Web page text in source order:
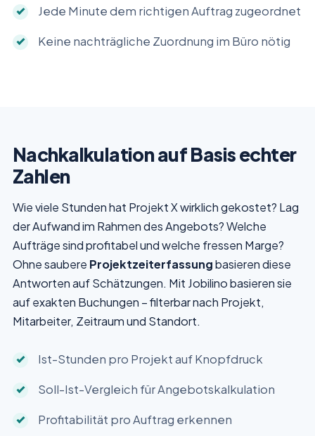
Jede Minute dem richtigen Auftrag zugeordnet
Keine nachträgliche Zuordnung im Büro nötig
Nachkalkulation auf Basis echter
Zahlen
Wie viele Stunden hat Projekt X wirklich gekostet? Lag
der Aufwand im Rahmen des Angebots? Welche
Aufträge sind profitabel und welche fressen Marge?
Ohne saubere Projektzeiterfassungbasieren diese
Antworten auf Schätzungen. Mit Jobilino basieren sie
auf exakten Buchungen – filterbar nach Projekt,
Mitarbeiter, Zeitraum und Standort.
Ist-Stunden pro Projekt auf Knopfdruck
Soll-Ist-Vergleich für Angebotskalkulation
Profitabilität pro Auftrag erkennen